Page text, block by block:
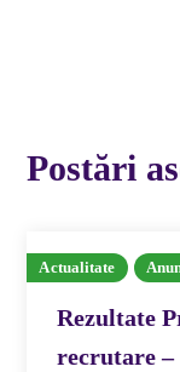
Postări
Actualitate
Rezultate
recrutare –